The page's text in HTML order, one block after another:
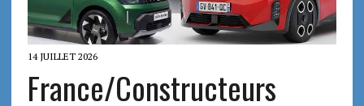
14 JUILLET 2026
France/Constructeurs